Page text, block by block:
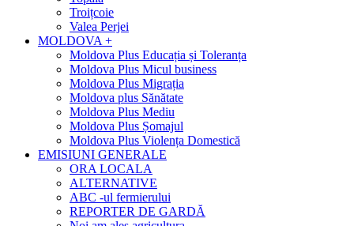
Troițcoie
Valea Perjei
MOLDOVA +
Moldova Plus Educația și Toleranța
Moldova Plus Micul business
Moldova Plus Migrația
Moldova plus Sănătate
Moldova Plus Mediu
Moldova Plus Șomajul
Moldova Plus Violența Domestică
EMISIUNI GENERALE
ORA LOCALA
ALTERNATIVE
ABC -ul fermierului
REPORTER DE GARDĂ